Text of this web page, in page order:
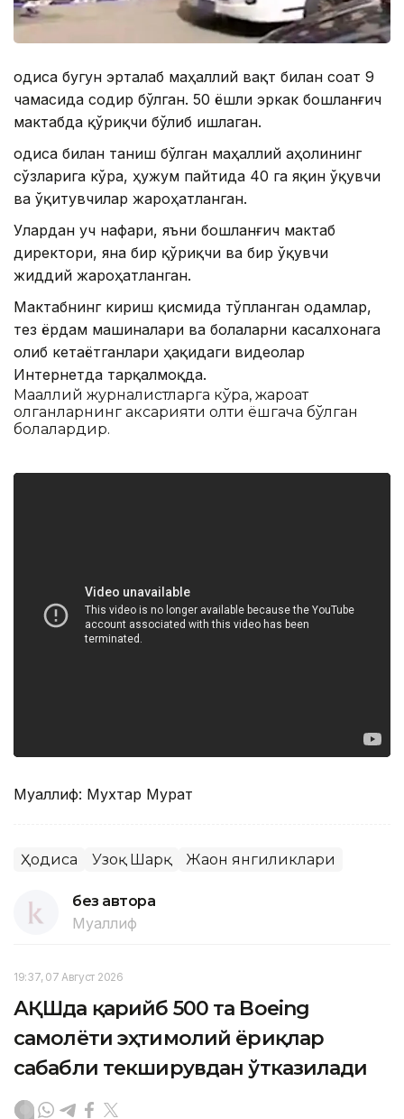
Ҳодиса бугун эрталаб маҳаллий вақт билан соат 9
чамасида содир бўлган. 50 ёшли эркак бошланғич
мактабда қўриқчи бўлиб ишлаган.
Ҳодиса билан таниш бўлган маҳаллий аҳолининг
сўзларига кўра, ҳужум пайтида 40 га яқин ўқувчи
ва ўқитувчилар жароҳатланган.
Улардан уч нафари, яъни бошланғич мактаб
директори, яна бир қўриқчи ва бир ўқувчи
жиддий жароҳатланган.
Мактабнинг кириш қисмида тўпланган одамлар,
тез ёрдам машиналари ва болаларни касалхонага
олиб кетаётганлари ҳақидаги видеолар
Интернетда тарқалмоқда.
Маҳаллий журналистларга кўра, жароҳат
олганларнинг аксарияти олти ёшгача бўлган
болалардир.
Муаллиф: Мухтар Мурат
Ҳодиса Узоқ Шарқ Жаҳон янгиликлари
без автора
Муаллиф
19:37, 07 Август 2026
АҚШда қарийб 500 та Boeing
самолёти эҳтимолий ёриқлар
сабабли текширувдан ўтказилади